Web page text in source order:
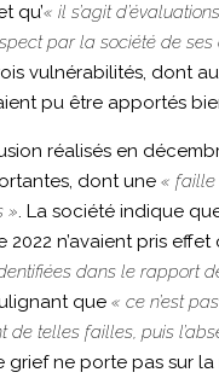
qu’« il s’agit
par la société de
vulnérabilités, dont
pu être apportés
réalisés en
dont une « faille
». La société indique
n’avaient pris effet
dans le rapport
que « ce n’est
telles failles, puis
grief ne porte pas sur